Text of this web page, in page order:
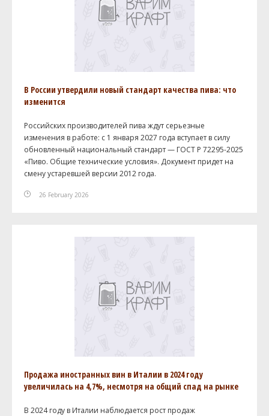
В России утвердили новый стандарт качества пива: что
изменится
Российских производителей пива ждут серьезные
изменения в работе: с 1 января 2027 года вступает в силу
обновленный национальный стандарт — ГОСТ Р 72295-2025
«Пиво. Общие технические условия». Документ придет на
смену устаревшей версии 2012 года.
26 February 2026
Продажа иностранных вин в Италии в 2024 году
увеличилась на 4,7%, несмотря на общий спад на рынке
В 2024 году в Италии наблюдается рост продаж